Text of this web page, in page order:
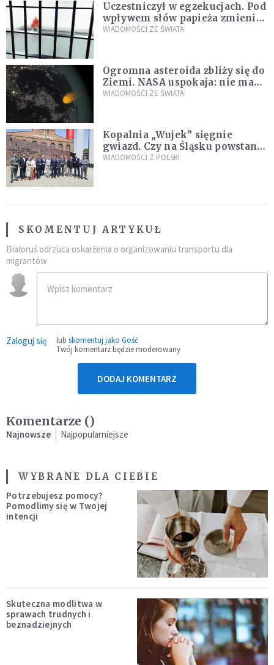
Uczestniczył w egzekucjach. Pod
wpływem słów papieża zmienił
zdanie
WIADOMOŚCI ZE ŚWIATA
Ogromna asteroida zbliży się do
Ziemi. NASA uspokaja: nie ma
zagrożenia
WIADOMOŚCI ZE ŚWIATA
Kopalnia „Wujek” sięgnie
gwiazd. Czy na Śląsku powstanie
„Dolina Krzemowa”?
WIADOMOŚCI Z POLSKI
SKOMENTUJ ARTYKUŁ
Białoruś odrzuca oskarżenia o organizowaniu transportu dla
migrantów
Zaloguj się lub skomentuj jako Gość
Twój komentarz będzie moderowany
DODAJ KOMENTARZ
Komentarze ()
Najnowsze Najpopularniejsze
WYBRANE DLA CIEBIE
Potrzebujesz pomocy?
Pomodlimy się w Twojej
intencji
Skuteczna modlitwa w
sprawach trudnych i
beznadziejnych